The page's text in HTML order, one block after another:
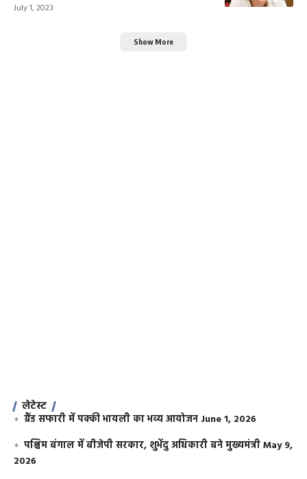
July 1, 2023
Show More
लेटेस्ट
ग्रैंड सफारी में पक्की भायली का भव्य आयोजन June 1, 2026
पश्चिम बंगाल में बीजेपी सरकार, शुभेंदु अधिकारी बने मुख्यमंत्रीMay 9,
2026